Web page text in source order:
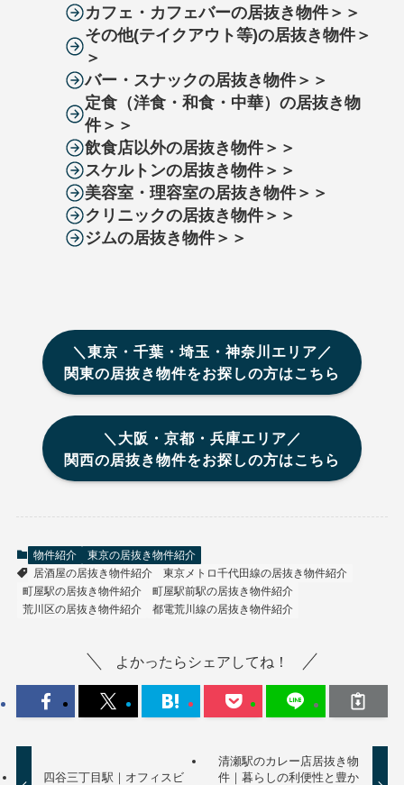
カフェ・カフェバーの居抜き物件＞＞
その他(テイクアウト等)の居抜き物件＞
＞
バー・スナックの居抜き物件＞＞
定食（洋食・和食・中華）の居抜き物
件＞＞
飲食店以外の居抜き物件＞＞
スケルトンの居抜き物件＞＞
美容室・理容室の居抜き物件＞＞
クリニックの居抜き物件＞＞
ジムの居抜き物件＞＞
＼東京・千葉・埼玉・神奈川エリア／
関東の居抜き物件をお探しの方はこちら
＼大阪・京都・兵庫エリア／
関西の居抜き物件をお探しの方はこちら
物件紹介
東京の居抜き物件紹介
居酒屋の居抜き物件紹介
東京メトロ千代田線の居抜き物件紹介
町屋駅の居抜き物件紹介
町屋駅前駅の居抜き物件紹介
荒川区の居抜き物件紹介
都電荒川線の居抜き物件紹介
よかったらシェアしてね！
四谷三丁目駅｜オフィスビ
清瀬駅のカレー店居抜き物
件｜暮らしの利便性と豊か